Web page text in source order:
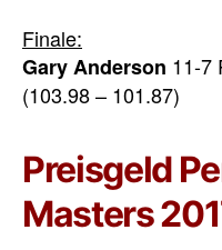
Finale:
Gary Anderson 11-7
(103.98 – 101.87)
Preisgeld
Masters